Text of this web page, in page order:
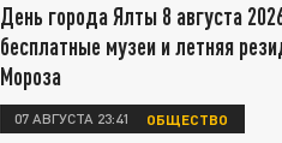
День города Ялты 8 августа
бесплатные музеи и летняя
Мороза
07 АВГУСТА 23:41 ОБЩЕСТВО